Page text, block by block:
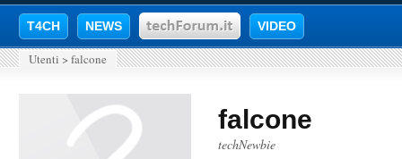
T4CH NEWS VIDEO
Utenti > falcone
falcone
techNewbie